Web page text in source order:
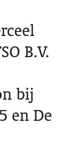
B.V.
bij
en De